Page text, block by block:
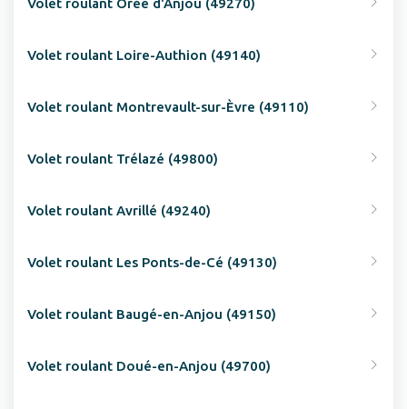
Volet roulant Orée d'Anjou (49270)
Volet roulant Loire-Authion (49140)
Volet roulant Montrevault-sur-Èvre (49110)
Volet roulant Trélazé (49800)
Volet roulant Avrillé (49240)
Volet roulant Les Ponts-de-Cé (49130)
Volet roulant Baugé-en-Anjou (49150)
Volet roulant Doué-en-Anjou (49700)